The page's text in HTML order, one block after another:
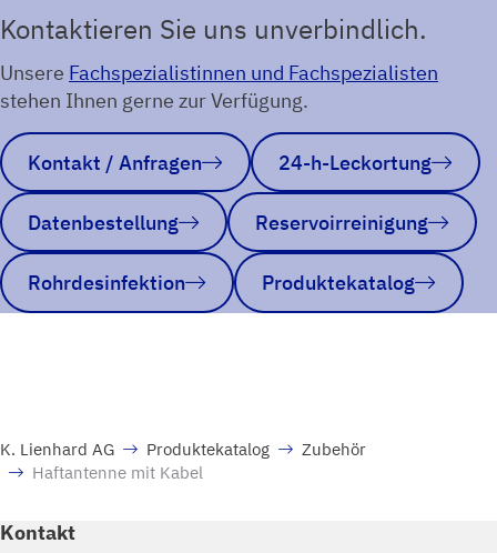
Kontaktieren Sie uns unverbindlich.
Unsere Fachspezialistinnen und Fachspezialisten
stehen Ihnen gerne zur Verfügung.
Kontakt / Anfragen 24-h-Leckortung
Datenbestellung Reservoirreinigung
Rohrdesinfektion Produktekatalog
K. Lienhard AG Produktekatalog
Zubehör
Haftantenne mit Kabel
Kontakt